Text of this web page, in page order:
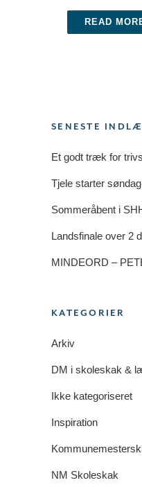
READ
SENESTE
Et godt træk for
Tjele starter søndag
Sommeråbent i
Landsfinale over 2
MINDEORD –
KATEGORIER
Arkiv
DM i skoleskak &
Ikke kategoriseret
Inspiration
NM Skoleskak